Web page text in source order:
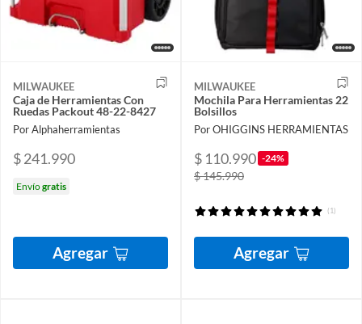
MILWAUKEE
Caja de Herramientas Con
Ruedas Packout 48-22-8427
Por Alphaherramientas
$ 241.990
Envíogratis
Agregar
MILWAUKEE
Mochila Para Herramientas 22
Bolsillos
Por OHIGGINS HERRAMIENTAS
$ 110.990 -24%
$ 145.990
(1)
Agregar